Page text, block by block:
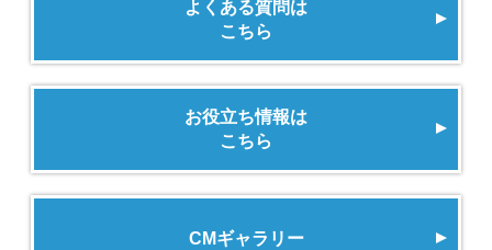
よくある質問は
こちら
お役立ち情報は
こちら
CMギャラリー